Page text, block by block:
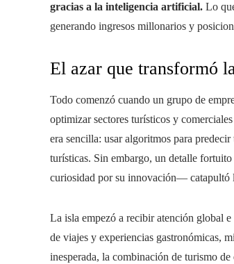
gracias a la inteligencia artificial. Lo
generando ingresos millonarios y
El azar que transformó
Todo comenzó cuando un grupo de
optimizar sectores turísticos y
era sencilla: usar algoritmos para
turísticas. Sin embargo, un detalle
curiosidad por su innovación— catapultó
La isla empezó a recibir atención global
de viajes y experiencias gastronómicas,
inesperada, la combinación de turismo